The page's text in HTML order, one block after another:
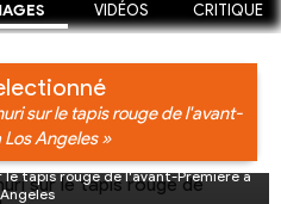
VIDÉOS CRITIQUE
sur le tapis rouge de l'avant-
Los Angeles »
le tapis rouge de l'avant-Première à